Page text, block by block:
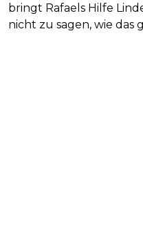
bringt Rafaels Hilfe
nicht zu sagen, wie das